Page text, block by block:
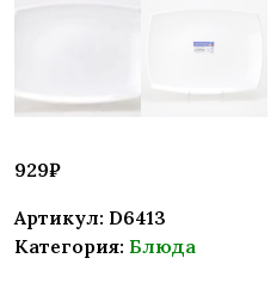
929₽
Артикул: D6413
Категория: Блюда